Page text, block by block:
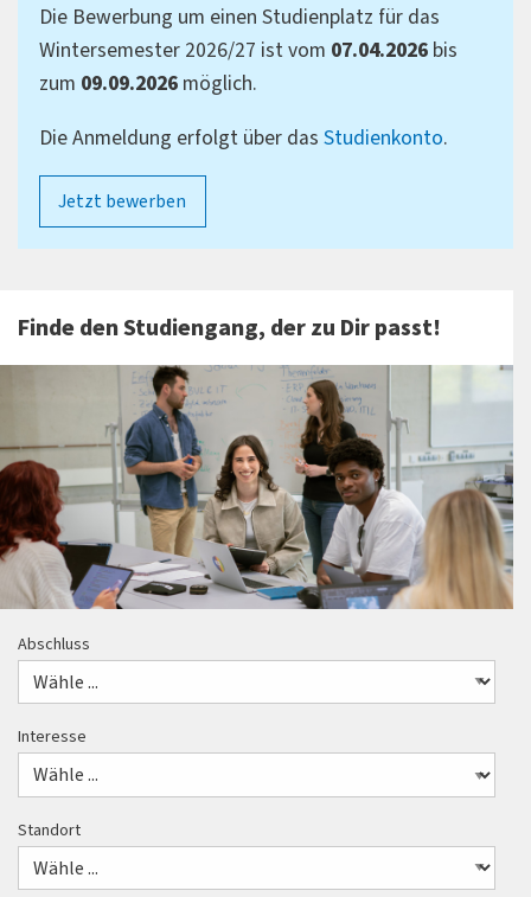
Die Bewerbung um einen Studienplatz für das
Wintersemester 2026/27 ist vom 07.04.2026bis
zum 09.09.2026möglich.
Die Anmeldung erfolgt über das Studienkonto.
Jetzt bewerben
Finde den Studiengang, der zu Dir passt!
Abschluss
Interesse
Standort